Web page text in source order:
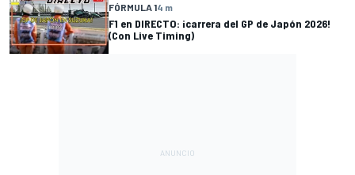
FÓRMULA 14 m
F1 en DIRECTO: ¡carrera del GP de Japón 2026!
(Con Live Timing)